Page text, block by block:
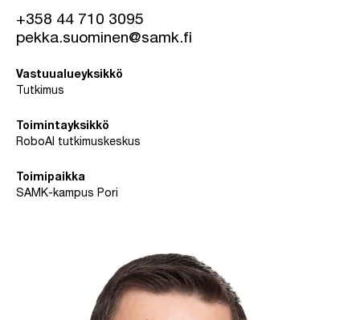
+358 44 710 3095
pekka.suominen@samk.fi
Vastuualueyksikkö
Tutkimus
Toimintayksikkö
RoboAI tutkimuskeskus
Toimipaikka
SAMK-kampus Pori